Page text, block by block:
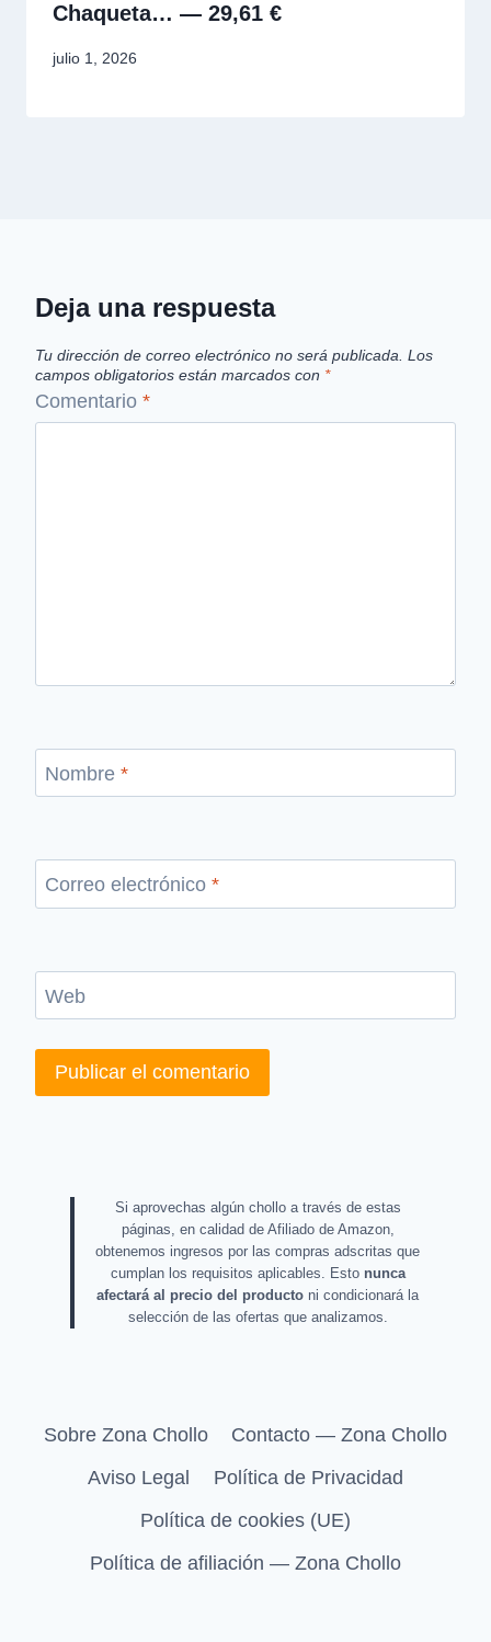
Chaqueta… — 29,61 €
julio 1, 2026
Deja una respuesta
Tu dirección de correo electrónico no será publicada. Los
campos obligatorios están marcados con *
Comentario *
Nombre *
Correo electrónico *
Web
Si aprovechas algún chollo a través de estas
páginas, en calidad de Afiliado de Amazon,
obtenemos ingresos por las compras adscritas que
cumplan los requisitos aplicables. Esto nunca
afectará al precio del producto ni condicionará la
selección de las ofertas que analizamos.
Sobre Zona Chollo
Contacto — Zona Chollo
Aviso Legal
Política de Privacidad
Política de cookies (UE)
Política de afiliación — Zona Chollo